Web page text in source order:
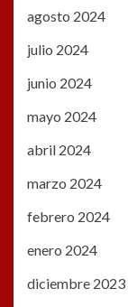
agosto 2024
julio 2024
junio 2024
mayo 2024
abril 2024
marzo 2024
febrero 2024
enero 2024
diciembre 2023